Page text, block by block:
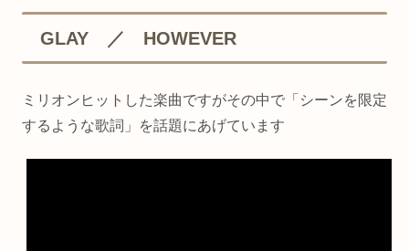
GLAY ／ HOWEVER
ミリオンヒットした楽曲ですがその中で「シーンを限定
するような歌詞」を話題にあげています